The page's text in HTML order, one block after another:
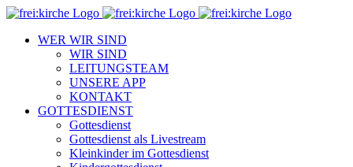
Zum
springenWER WIR SIND
WIR SIND
LEITUNGSTEAM
UNSERE APP
KONTAKT
GOTTESDIENST
Gottesdienst
Gottesdienst als Livestream
Kleinkinder im Gottesdienst